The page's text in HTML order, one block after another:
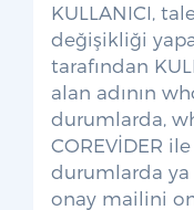
KULLANICI,
değişikliği
tarafından
alan adının
durumlarda,
COREVİDER
durumlarda ya
onay mailini